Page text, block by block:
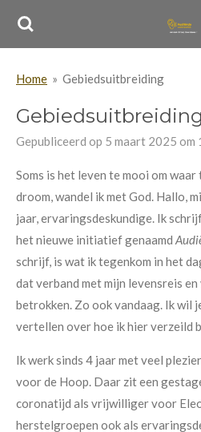
Ga
deHome » Gebiedsuitbreiding
Gebiedsuitbreiding
Gepubliceerd op 5 maart 2025 om
Soms is het leven te mooi om waar
droom, wandel ik met God. Hallo,
jaar, ervaringsdeskundige. Ik
het nieuwe initiatief genaamd
schrijf, is wat ik tegenkom in het
dat verband met mijn levensreis
betrokken. Zo ook vandaag. Ik wil
vertellen over hoe ik hier verzeild
Ik werk sinds 4 jaar met veel
voor de Hoop. Daar zit een
coronatijd als vrijwilliger voor
herstelgroepen ook als